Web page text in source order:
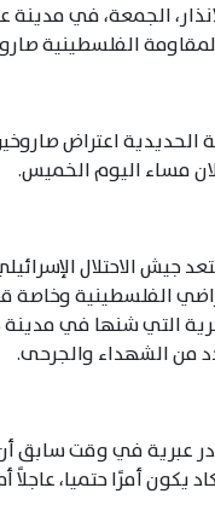
الجمعة، في مدينة
الفلسطينية
الحديدية اعتراض
مساء اليوم الخميس.
جيش الاحتلال
الفلسطينية وخاصة
التي شنها في مدينة
من الشهداء والجرحى.
عبرية في وقت سابق أن
يكون أمرًا حتميا، عاجلاً أم